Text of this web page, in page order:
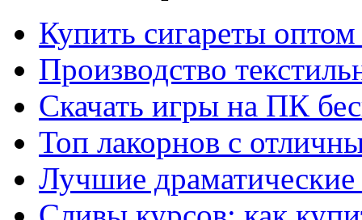
Купить сигареты
Производство
Скачать игры на ПК
Топ лакорнов с
Лучшие